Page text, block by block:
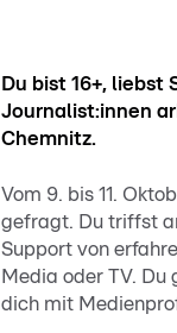
Du bist 16+, liebst
Journalist:innen
Chemnitz.
Vom 9. bis 11.
gefragt. Du triffst
Support von
Media oder TV.
dich mit